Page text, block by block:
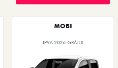
MOBI
IPVA 2026 GRÁTIS